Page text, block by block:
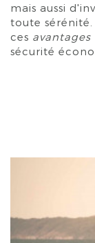
mais aussi
toute
ces avantages
sécurité